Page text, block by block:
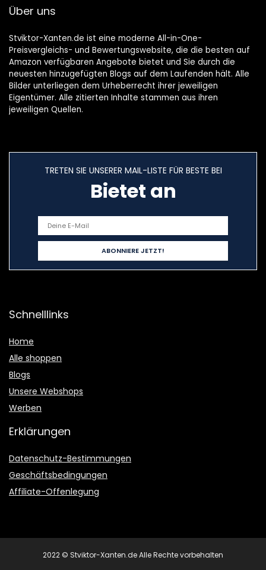
Über uns
Stviktor-Xanten.de ist eine moderne All-in-One-
Preisvergleichs- und Bewertungswebsite, die die besten auf
Amazon verfügbaren Angebote bietet und Sie durch die
neuesten hinzugefügten Blogs auf dem Laufenden hält. Alle
Bilder unterliegen dem Urheberrecht ihrer jeweiligen
Eigentümer. Alle zitierten Inhalte stammen aus ihren
jeweiligen Quellen.
TRETEN SIE UNSERER MAIL-LISTE FÜR BESTE BEI
Bietet an
Schnelllinks
Home
Alle shoppen
Blogs
Unsere Webshops
Werben
Erklärungen
Datenschutz-Bestimmungen
Geschäftsbedingungen
Affiliate-Offenlegung
2022 © Stviktor-Xanten.de Alle Rechte vorbehalten